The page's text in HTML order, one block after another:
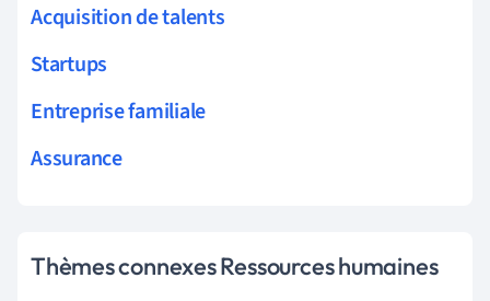
Acquisition de talents
Startups
Entreprise familiale
Assurance
Thèmes connexes Ressources humaines